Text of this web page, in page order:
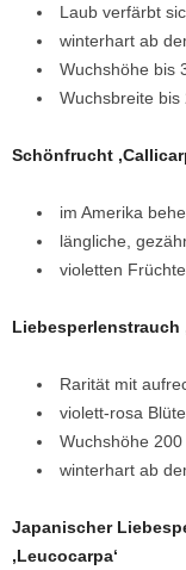
Laub verfärbt
winterhart ab
Wuchshöhe bis
Wuchsbreite bis
Schönfrucht
im Amerika
längliche,
violetten
Liebesperlenstrauch
Rarität mit
violett-rosa
Wuchshöhe
winterhart ab
Japanischer
‚Leucocarpa‘